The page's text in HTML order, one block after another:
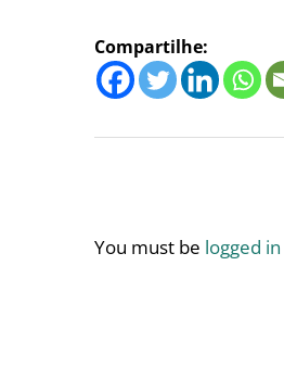
Compartilhe:
You must be logged in